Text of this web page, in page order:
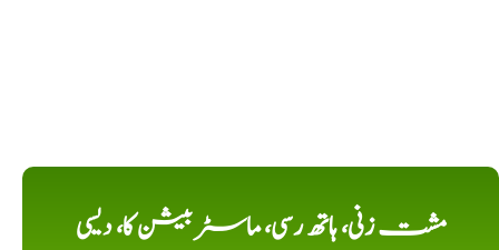
مشت زنی، ہاتھ رسی، ماسٹر بیشن کا، دیسی